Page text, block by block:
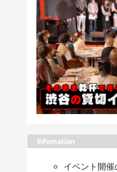
Infomation
イベント開